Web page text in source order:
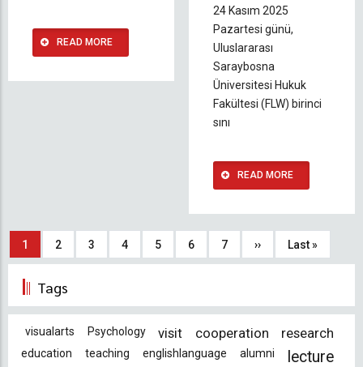
READ MORE
24 Kasım 2025
Pazartesi günü,
Uluslararası
Saraybosna
Üniversitesi Hukuk
Fakültesi (FLW) birinci
sını
READ MORE
Sayfalama
Şu
kullanılan
sayfa
1 Sayfa
2 Sayfa
3 Sayfa
4 Sayfa
5 Sayfa
6 Sayfa
7 Sonraki
›› Son
Last »
Tags
visualarts Psychology visit cooperation research
education teaching englishlanguage alumni lecture